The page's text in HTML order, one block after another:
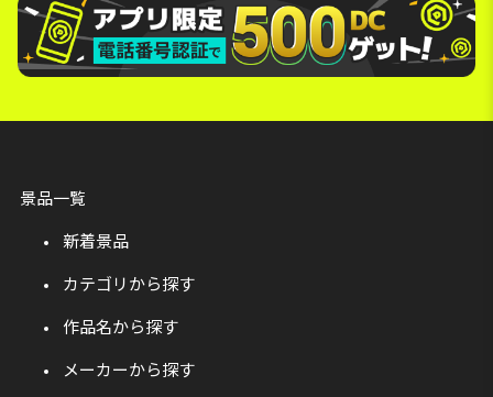
景品一覧
新着景品
カテゴリから探す
作品名から探す
メーカーから探す